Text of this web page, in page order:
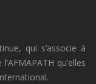
qui s’associe à
qu’elles